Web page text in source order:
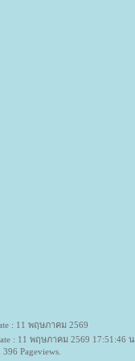
: 11 พฤษภาคม 2569
: 11 พฤษภาคม 2569 17:51:46 น.
Pageviews.